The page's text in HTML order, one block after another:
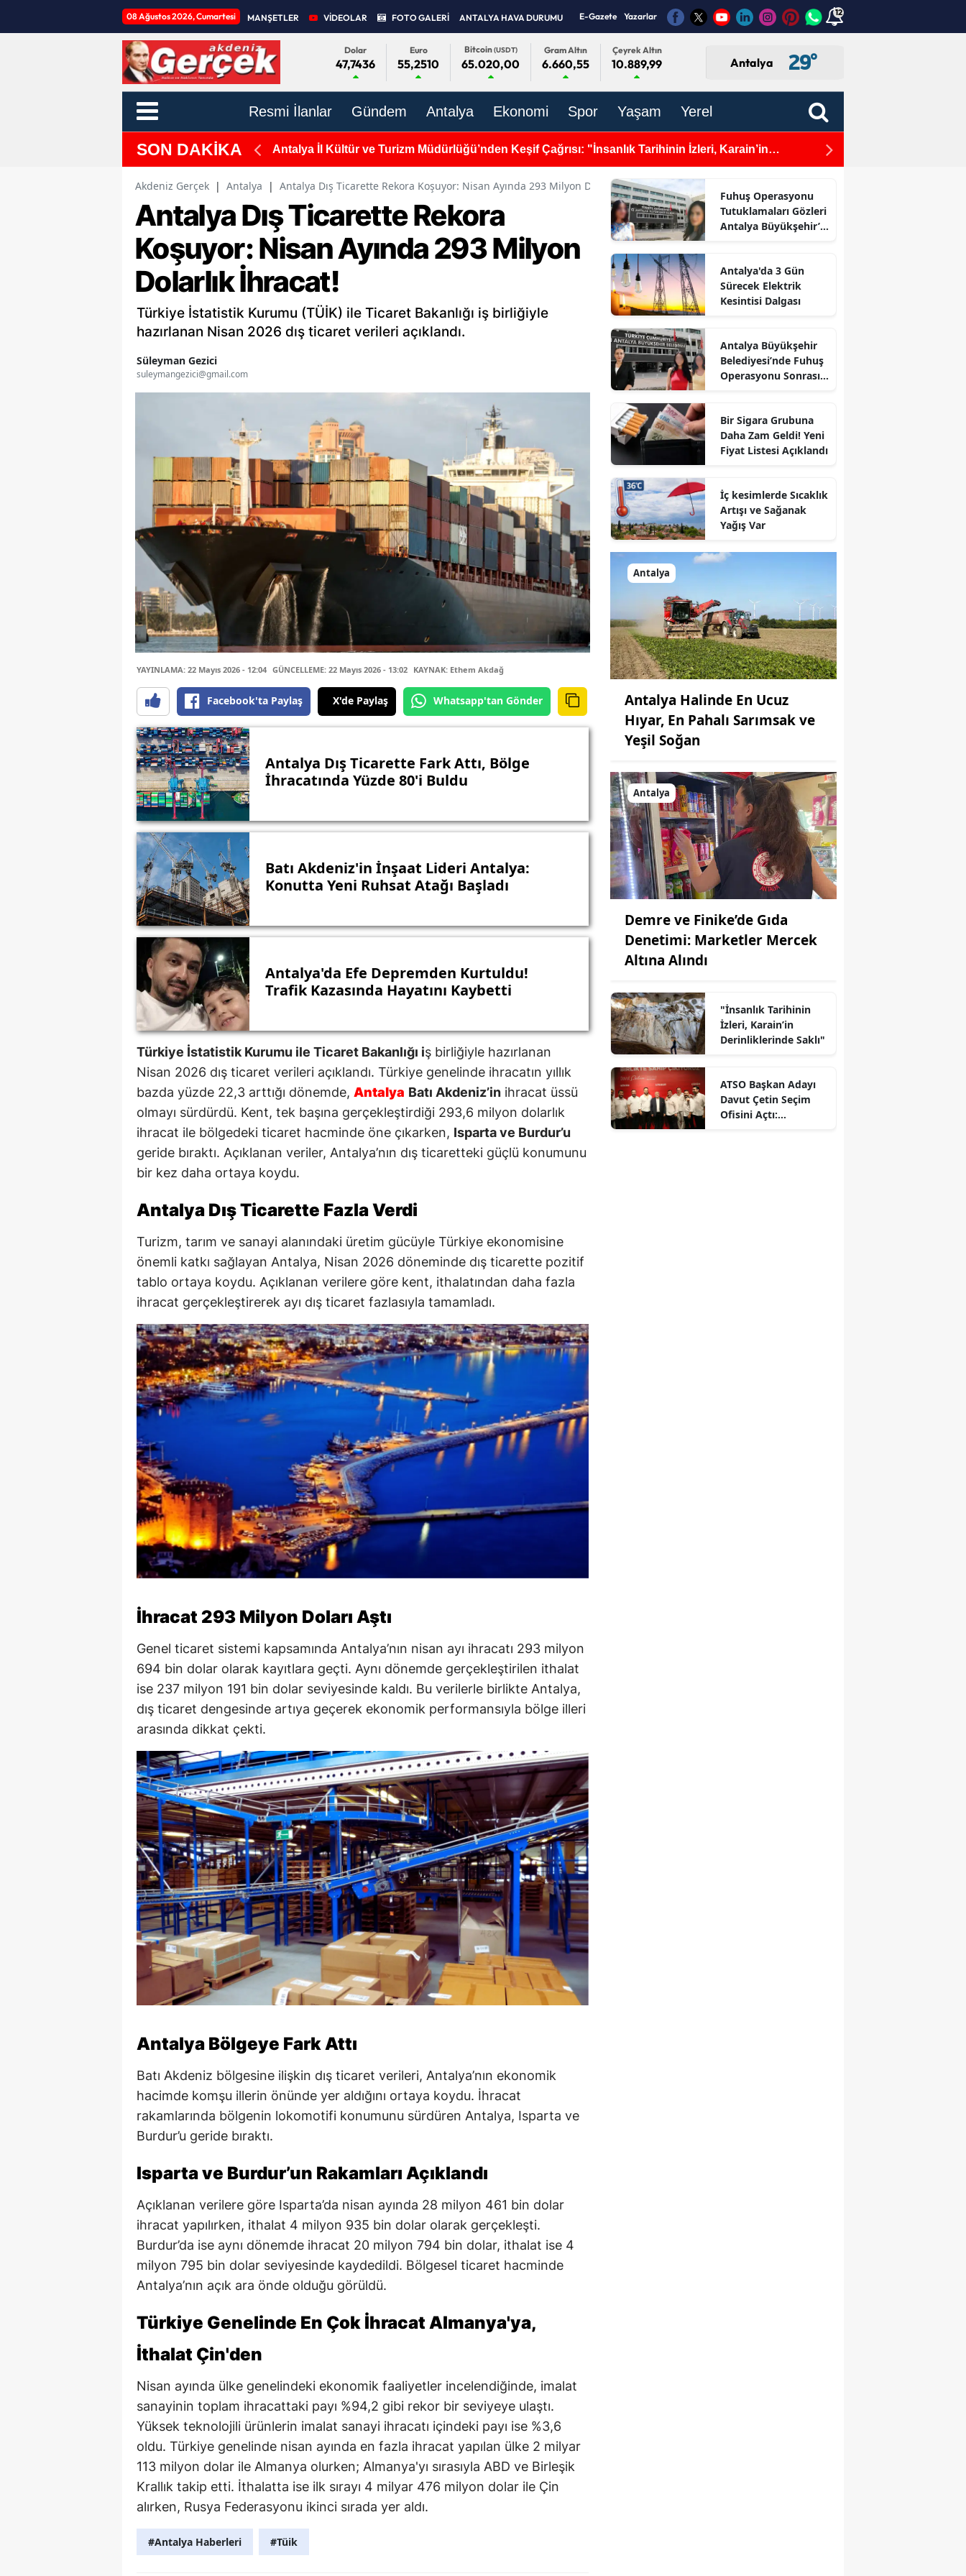
08 Ağustos 2026, Cumartesi MANŞETLER VİDEOLAR FOTO GALERİ ANTALYA HAVA DURUMU E-Gazete Yazarlar 12
Dolar
47,7436
Euro
55,2510
Bitcoin(USDT)
65.020,00
Gram Altın
6.660,55
Çeyrek Altın
10.889,99 Antalya 29°
Resmi İlanlar Gündem Antalya Ekonomi Spor Yaşam Yerel
SON DAKİKA
"İnsanlık Tarihinin İzleri, Karain’in ATSO Başkan Adayı Davut Çetin Seçim Ofisini Açtı: "ATSO'nun Gücü Zayıfladı" Muratpaşa'da Dengeler
Akdeniz Gerçek | Antalya | Antalya Dış Ticarette Rekora Koşuyor: Nisan Ayında 293 Milyon Dolarlık İhracat!
Antalya Dış Ticarette Rekora
Koşuyor: Nisan Ayında 293 Milyon
Dolarlık İhracat!
Türkiye İstatistik Kurumu (TÜİK) ile Ticaret Bakanlığı iş birliğiyle
hazırlanan Nisan 2026 dış ticaret verileri açıklandı.
Süleyman Gezici
suleymangezici@gmail.com
YAYINLAMA: 22 Mayıs 2026 - 12:04 GÜNCELLEME: 22 Mayıs 2026 - 13:02 KAYNAK: Ethem Akdağ
Facebook'ta Paylaş X'de Paylaş Whatsapp'tan Gönder
Antalya Dış Ticarette Fark Attı, Bölge
İhracatında Yüzde 80'i Buldu
Batı Akdeniz'in İnşaat Lideri Antalya:
Konutta Yeni Ruhsat Atağı Başladı
Antalya'da Efe Depremden Kurtuldu!
Trafik Kazasında Hayatını Kaybetti
Türkiye İstatistik Kurumu ile Ticaret Bakanlığı iş birliğiyle hazırlanan
Nisan 2026 dış ticaret verileri açıklandı. Türkiye genelinde ihracatın yıllık
bazda yüzde 22,3 arttığı dönemde, Antalya Batı Akdeniz’in ihracat üssü
olmayı sürdürdü. Kent, tek başına gerçekleştirdiği 293,6 milyon dolarlık
ihracat ile bölgedeki ticaret hacminde öne çıkarken, Isparta ve Burdur’u
geride bıraktı. Açıklanan veriler, Antalya’nın dış ticaretteki güçlü konumunu
bir kez daha ortaya koydu.
Antalya Dış Ticarette Fazla Verdi
Turizm, tarım ve sanayi alanındaki üretim gücüyle Türkiye ekonomisine
önemli katkı sağlayan Antalya, Nisan 2026 döneminde dış ticarette pozitif
tablo ortaya koydu. Açıklanan verilere göre kent, ithalatından daha fazla
ihracat gerçekleştirerek ayı dış ticaret fazlasıyla tamamladı.
İhracat 293 Milyon Doları Aştı
Genel ticaret sistemi kapsamında Antalya’nın nisan ayı ihracatı 293 milyon
694 bin dolar olarak kayıtlara geçti. Aynı dönemde gerçekleştirilen ithalat
ise 237 milyon 191 bin dolar seviyesinde kaldı. Bu verilerle birlikte Antalya,
dış ticaret dengesinde artıya geçerek ekonomik performansıyla bölge illeri
arasında dikkat çekti.
Antalya Bölgeye Fark Attı
Batı Akdeniz bölgesine ilişkin dış ticaret verileri, Antalya’nın ekonomik
hacimde komşu illerin önünde yer aldığını ortaya koydu. İhracat
rakamlarında bölgenin lokomotifi konumunu sürdüren Antalya, Isparta ve
Burdur’u geride bıraktı.
Isparta ve Burdur’un Rakamları Açıklandı
Açıklanan verilere göre Isparta’da nisan ayında 28 milyon 461 bin dolar
ihracat yapılırken, ithalat 4 milyon 935 bin dolar olarak gerçekleşti.
Burdur’da ise aynı dönemde ihracat 20 milyon 794 bin dolar, ithalat ise 4
milyon 795 bin dolar seviyesinde kaydedildi. Bölgesel ticaret hacminde
Antalya’nın açık ara önde olduğu görüldü.
Türkiye Genelinde En Çok İhracat Almanya'ya,
İthalat Çin'den
Nisan ayında ülke genelindeki ekonomik faaliyetler incelendiğinde, imalat
sanayinin toplam ihracattaki payı %94,2 gibi rekor bir seviyeye ulaştı.
Yüksek teknolojili ürünlerin imalat sanayi ihracatı içindeki payı ise %3,6
oldu. Türkiye genelinde nisan ayında en fazla ihracat yapılan ülke 2 milyar
113 milyon dolar ile Almanya olurken; Almanya'yı sırasıyla ABD ve Birleşik
Krallık takip etti. İthalatta ise ilk sırayı 4 milyar 476 milyon dolar ile Çin
alırken, Rusya Federasyonu ikinci sırada yer aldı.
#Antalya Haberleri #Tüik
Fuhuş Operasyonu
Tutuklamaları Gözleri
Antalya Büyükşehir’e
Antalya'da 3 Gün
Sürecek Elektrik
Kesintisi Dalgası
Antalya Büyükşehir
Belediyesi’nde Fuhuş
Operasyonu Sonrası
Bir Sigara Grubuna
Daha Zam Geldi! Yeni
Fiyat Listesi Açıklandı
İç kesimlerde Sıcaklık
Artışı ve Sağanak
Yağış Var
Antalya
Antalya Halinde En Ucuz
Hıyar, En Pahalı Sarımsak ve
Yeşil Soğan
Antalya
Demre ve Finike’de Gıda
Denetimi: Marketler Mercek
Altına Alındı
"İnsanlık Tarihinin
İzleri, Karain’in
Derinliklerinde Saklı"
ATSO Başkan Adayı
Davut Çetin Seçim
Ofisini Açtı: